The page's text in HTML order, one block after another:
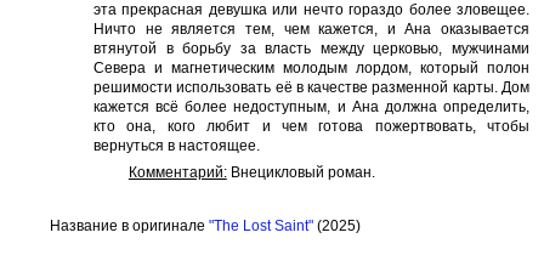
эта прекрасная девушка или нечто гораздо более зловещее.
Ничто не является тем, чем кажется, и Ана оказывается
втянутой в борьбу за власть между церковью, мужчинами
Севера и магнетическим молодым лордом, который полон
решимости использовать её в качестве разменной карты. Дом
кажется всё более недоступным, и Ана должна определить,
кто она, кого любит и чем готова пожертвовать, чтобы
вернуться в настоящее.
Комментарий:Внецикловый роман.
Название в оригинале "The Lost Saint"(2025)